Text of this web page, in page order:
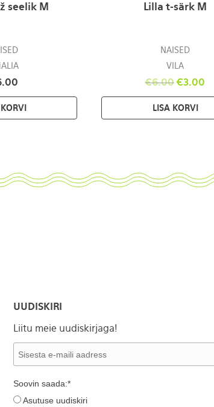
seelik M Lilla t-särk M
NAISED
VILA
€6.00 €3.00
LISA KORVI
UUDISKIRI
Liitu meie uudiskirjaga!
Soovin saada:*
Asutuse uudiskiri